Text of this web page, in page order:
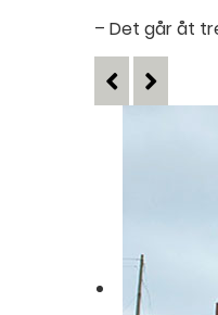
– Det går åt